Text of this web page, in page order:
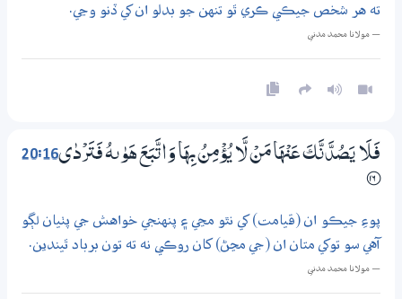
ته هر شخص جيڪي ڪري ٿو تنهن جو بدلو ان کي ڏنو وڃي.
— مولانا محمد مدني
20:16فَلَا يَصُدَّنَّكَ عَنْهَا مَنْ لَّا يُؤْمِنُ بِهَا وَاتَّبَعَ هَوٰىهُ فَتَرْدٰى
؀16
پوءِ جيڪو ان (قيامت) کي نٿو مڃي ۽ پنهنجي خواهش جي پٺيان لڳو
آهي سو توکي متان ان (جي مڃڻ) کان روڪي نه ته تون برباد ٿيندين.
— مولانا محمد مدني